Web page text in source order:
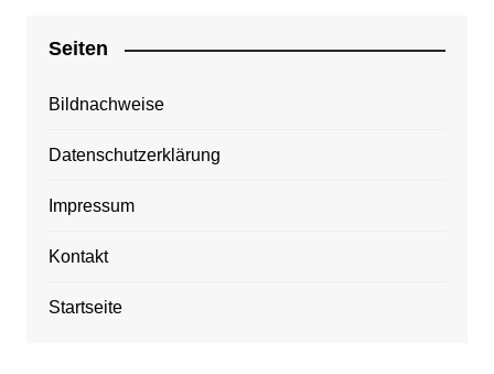
Seiten
Bildnachweise
Datenschutzerklärung
Impressum
Kontakt
Startseite